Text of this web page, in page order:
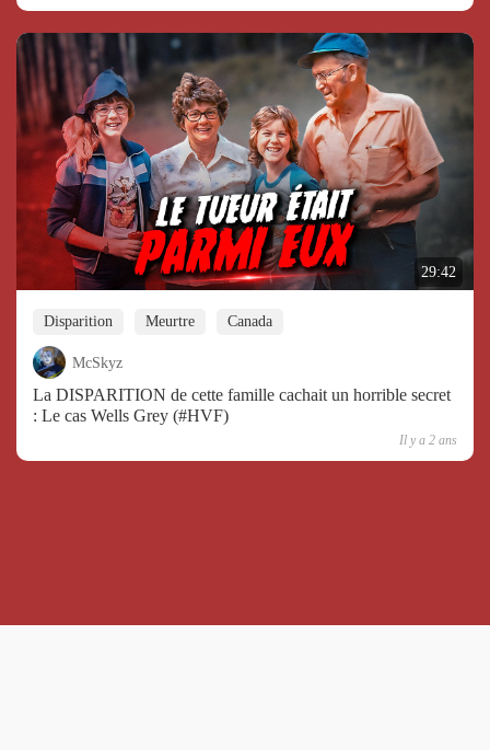
29:42
Disparition Meurtre Canada
McSkyz
La DISPARITION de cette famille cachait un horrible secret
: Le cas Wells Grey (#HVF)
Il y a 2 ans